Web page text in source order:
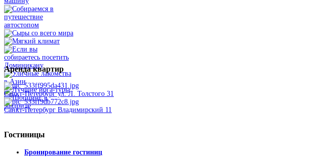
Арендаквартир
Санкт-Петербург ул. Л. Толстого 31
Санкт-Петербург Владимирский 11
Гостиницы
Бронирование гостиниц